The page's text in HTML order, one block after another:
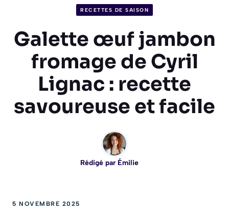
RECETTES DE SAISON
Galette œuf jambon
fromage de Cyril
Lignac : recette
savoureuse et facile
Rédigé par Émilie
5 NOVEMBRE 2025